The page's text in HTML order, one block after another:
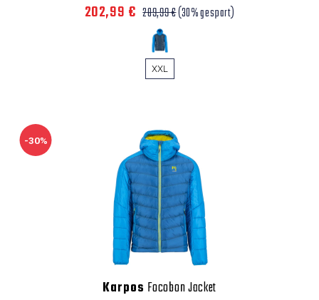
202,99 € 289,99 €(30% gespart)
XXL
-30%
Karpos Focobon Jacket